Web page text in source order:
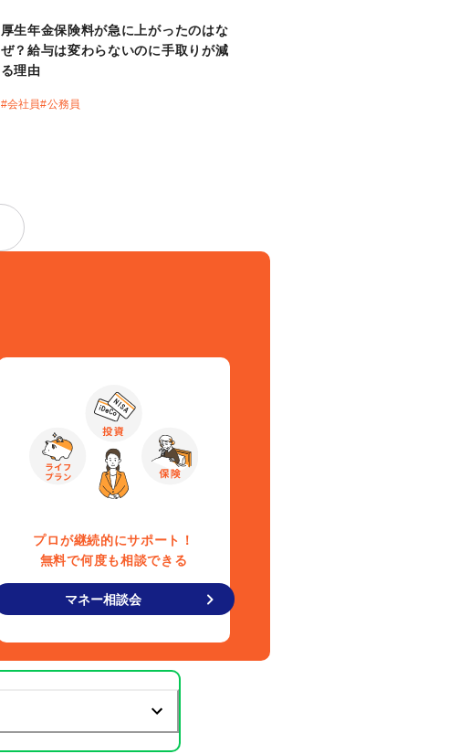
厚生年金保険料が急に上がったのはな
ぜ？給与は変わらないのに手取りが減
る理由
#会社員#公務員
プロが継続的にサポート！
無料で何度も相談できる
マネー相談会